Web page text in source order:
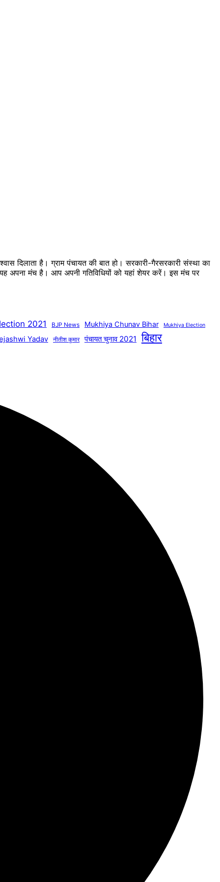
दिलाता है। ग्राम पंचायत की बात हो। सरकारी-गैरसरकारी संस्था का
यह अपना मंच है। आप अपनी गतिविधियों को यहां शेयर करें। इस मंच पर
2021 BJP News Mukhiya Chunav Bihar Mukhiya Election
Yadav नीतीश कुमार पंचायत चुनाव 2021 बिहार